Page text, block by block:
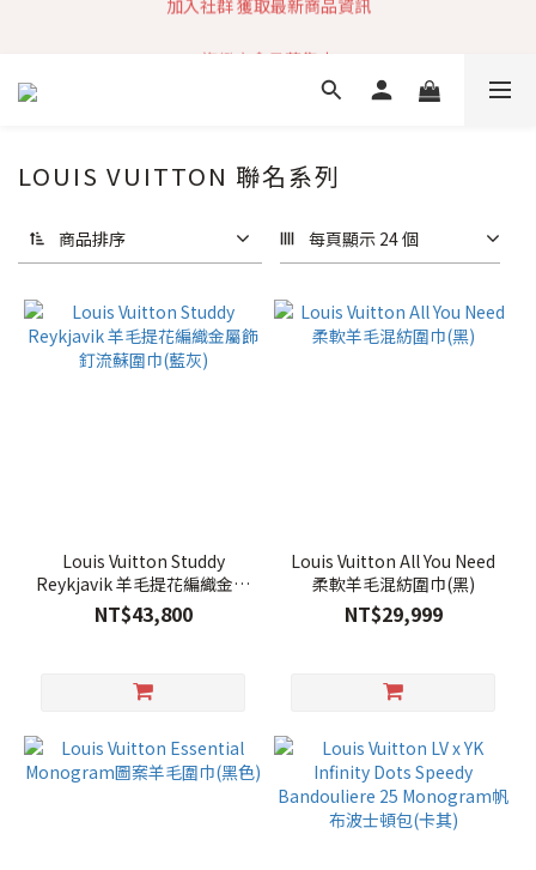
旗艦店會員募集中
快速到貨 最新商品 回饋點數無上限
LOUIS VUITTON 聯名系列
商品排序 每頁顯示 24 個
Louis Vuitton Studdy
Reykjavik 羊毛提花編織金屬
飾釘流蘇圍巾(藍灰)
NT$43,800
Louis Vuitton All You Need
柔軟羊毛混紡圍巾(黑)
NT$29,999